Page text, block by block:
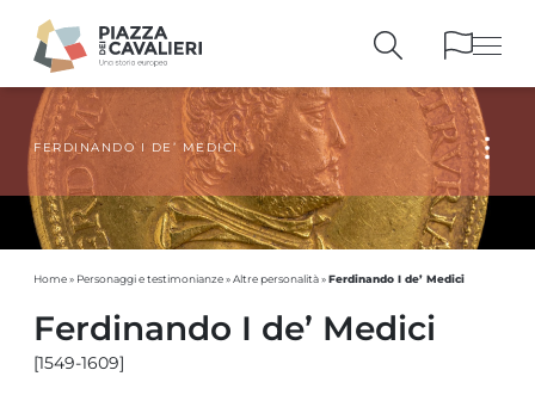
EDIFICI E MONUMENTI
LA PIAZZANEI SECOLI
PERSONAGGIE TESTIMONIANZE
FERDINANDO I DE’ MEDICI
Home» Personaggi e testimonianze»Altre personalità»Ferdinando I de’ Medici
Ferdinando I de’ Medici
[1549-1609]